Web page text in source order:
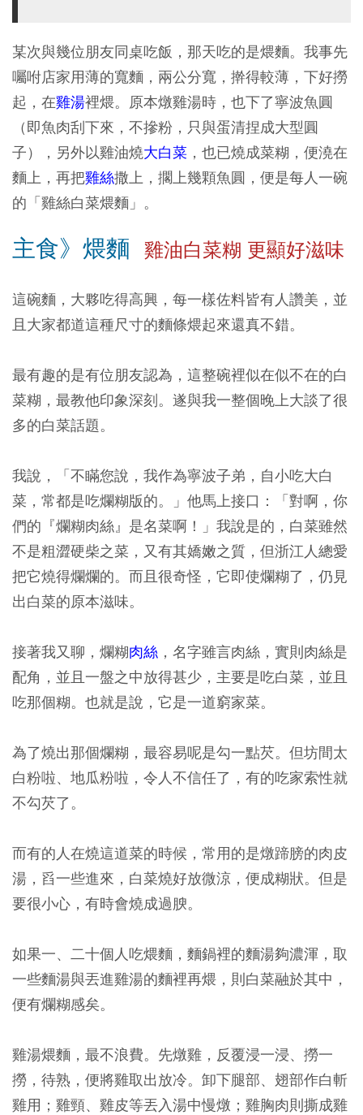
某次與幾位朋友同桌吃飯，那天吃的是煨麵。我事先
囑咐店家用薄的寬麵，兩公分寬，擀得較薄，下好撈
起，在雞湯裡煨。原本燉雞湯時，也下了寧波魚圓
（即魚肉刮下來，不摻粉，只與蛋清捏成大型圓
子），另外以雞油燒大白菜 ，也已燒成菜糊，便澆在
麵上，再把雞絲撒上，擱上幾顆魚圓，便是每人一碗
的「雞絲白菜煨麵」。
主食》煨麵 雞油白菜糊 更顯好滋味
這碗麵，大夥吃得高興，每一樣佐料皆有人讚美，並
且大家都道這種尺寸的麵條煨起來還真不錯。
最有趣的是有位朋友認為，這整碗裡似在似不在的白
菜糊，最教他印象深刻。遂與我一整個晚上大談了很
多的白菜話題。
我說，「不瞞您說，我作為寧波子弟，自小吃大白
菜，常都是吃爛糊版的。」他馬上接口：「對啊，你
們的『爛糊肉絲』是名菜啊！」我說是的，白菜雖然
不是粗澀硬柴之菜，又有其嬌嫩之質，但浙江人總愛
把它燒得爛爛的。而且很奇怪，它即使爛糊了，仍見
出白菜的原本滋味。
接著我又聊，爛糊肉絲 ，名字雖言肉絲，實則肉絲是
配角，並且一盤之中放得甚少，主要是吃白菜，並且
吃那個糊。也就是說，它是一道窮家菜。
為了燒出那個爛糊，最容易呢是勾一點芡。但坊間太
白粉啦、地瓜粉啦，令人不信任了，有的吃家索性就
不勾芡了。
而有的人在燒這道菜的時候，常用的是燉蹄膀的肉皮
湯，舀一些進來，白菜燒好放微涼，便成糊狀。但是
要很小心，有時會燒成過腴。
如果一、二十個人吃煨麵，麵鍋裡的麵湯夠濃渾，取
一些麵湯與丟進雞湯的麵裡再煨，則白菜融於其中，
便有爛糊感矣。
雞湯煨麵，最不浪費。先燉雞，反覆浸一浸、撈一
撈，待熟，便將雞取出放冷。卸下腿部、翅部作白斬
雞用；雞頸、雞皮等丟入湯中慢燉；雞胸肉則撕成雞